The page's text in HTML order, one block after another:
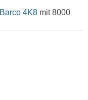
Barco 4K8 mit 8000